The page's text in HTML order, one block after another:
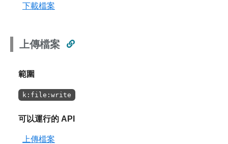
下載檔案
上傳檔案
範圍
k:file:write
可以運行的 API
上傳檔案